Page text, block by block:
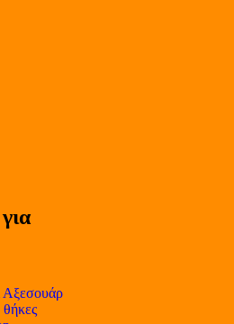
Αξεσουάρ